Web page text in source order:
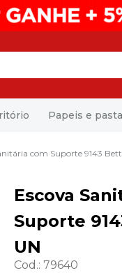
Papeis e
com Suporte 9143
Escova
Suporte
UN
Cod.:79640